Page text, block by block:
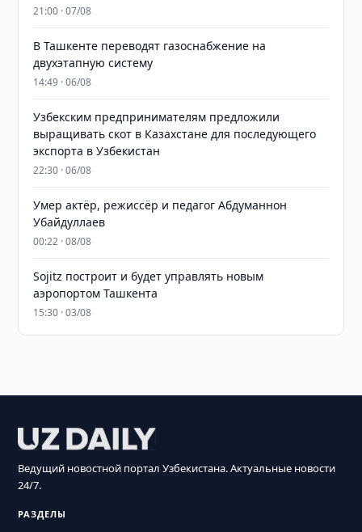
21:00 · 07/08
В Ташкенте переводят газоснабжение на
двухэтапную систему
14:49 · 06/08
Узбекским предпринимателям предложили
выращивать скот в Казахстане для последующего
экспорта в Узбекистан
22:30 · 06/08
Умер актёр, режиссёр и педагог Абдуманнон
Убайдуллаев
00:22 · 08/08
Sojitz построит и будет управлять новым
аэропортом Ташкента
15:30 · 03/08
Ведущий новостной портал Узбекистана. Актуальные новости
24/7.
РАЗДЕЛЫ